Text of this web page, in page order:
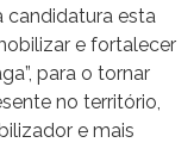
candidatura esta
e fortalecer
para o tornar
no território,
e mais